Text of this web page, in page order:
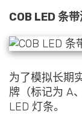
COB LED 条
为了模拟长期
牌（标记为 A
LED 灯条。